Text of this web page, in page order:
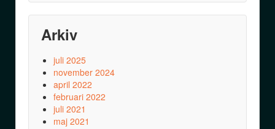
Arkiv
juli 2025
november 2024
april 2022
februari 2022
juli 2021
maj 2021